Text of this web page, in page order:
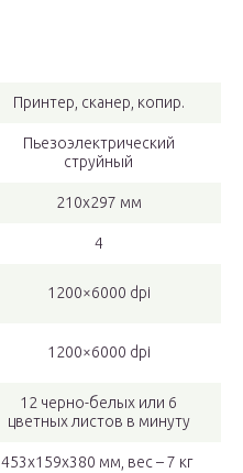
Принтер, сканер, копир.
Пьезоэлектрический
струйный
210х297 мм
4
1200×6000 dpi
1200×6000 dpi
12 черно-белых или 6
цветных листов в минуту
453x159x380 мм, вес – 7 кг